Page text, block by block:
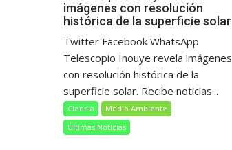
imágenes con resolución
histórica de la superficie solar
Twitter Facebook WhatsApp
Telescopio Inouye revela imágenes
con resolución histórica de la
superficie solar. Recibe noticias...
Ciencia
Medio Ambiente
Últimas Noticias